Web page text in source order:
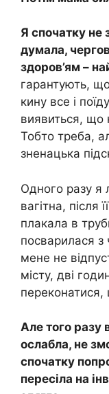
Я спочатку не
думала,
здоров’ям –
гарантують,
кину все і
виявиться, що
Тобто треба,
зненацька
Одного разу я
вагітна, після
плакала в
посварилася з
мене не
місту, дві
Але того разу
ослабла, не
спочатку
пересіла на